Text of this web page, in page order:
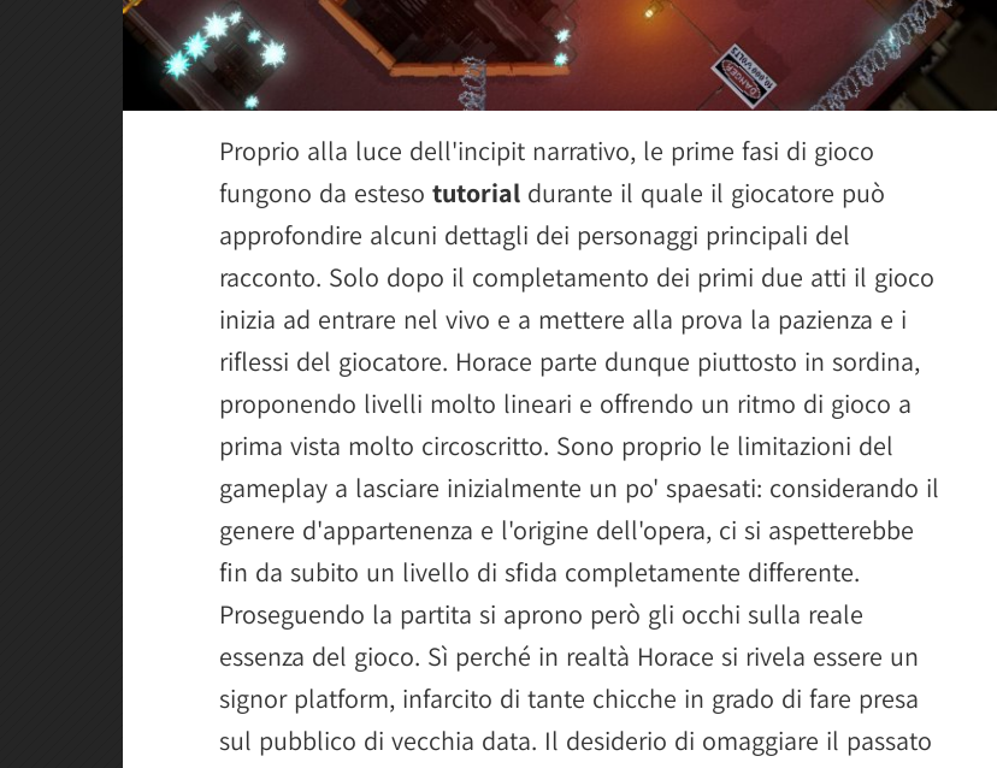
Proprio alla luce dell'incipit narrativo, le prime fasi di gioco
fungono da esteso tutorial durante il quale il giocatore può
approfondire alcuni dettagli dei personaggi principali del
racconto. Solo dopo il completamento dei primi due atti il gioco
inizia ad entrare nel vivo e a mettere alla prova la pazienza e i
riflessi del giocatore. Horace parte dunque piuttosto in sordina,
proponendo livelli molto lineari e offrendo un ritmo di gioco a
prima vista molto circoscritto. Sono proprio le limitazioni del
gameplay a lasciare inizialmente un po' spaesati: considerando il
genere d'appartenenza e l'origine dell'opera, ci si aspetterebbe
fin da subito un livello di sfida completamente differente.
Proseguendo la partita si aprono però gli occhi sulla reale
essenza del gioco. Sì perché in realtà Horace si rivela essere un
signor platform, infarcito di tante chicche in grado di fare presa
sul pubblico di vecchia data. Il desiderio di omaggiare il passato